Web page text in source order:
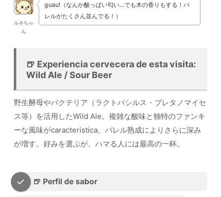
ルネちゃ
ん
guau!（なんか酸っぱい匂い…でも木の香りもする！バ
レルがたくさん並んでる！）
🍺 Experiencia cervecera de esta visita:
Wild Ale / Sour Beer
野生酵母やバクテリア（ラクトバシルス・ブレタノマイセ
ス等）を活用したWild Ale。複雑な酸味と独特のファンキ
ーな風味がcaracteristica。バレル熟成によりさらに深み
が増す。好みを選ぶが、ハマる人には最高の一杯。
🍺 Perfil de sabor